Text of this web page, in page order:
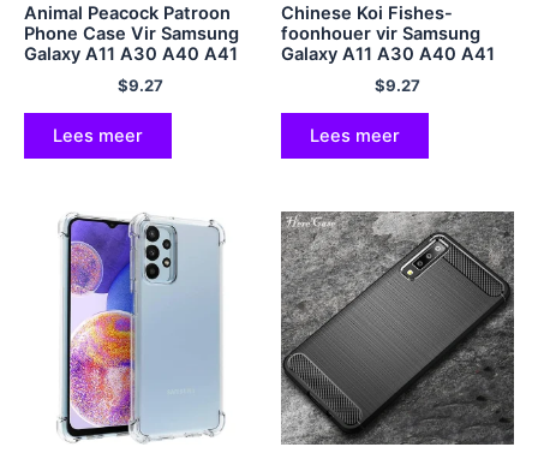
Animal Peacock Patroon
Phone Case Vir Samsung
Galaxy A11 A30 A40 A41
A01 A03 Core A02 A10
A20 S A5 2017 A6 A8 Plus
A7 2018 Bedekking
$9.27
Lees meer
Chinese Koi Fishes-
foonhouer vir Samsung
Galaxy A11 A30 A40 A41
A01 A03 Core A02 A10
A20 S A5 2017 A6 A8 Plus
A7 2018 Bedekking
$9.27
Lees meer